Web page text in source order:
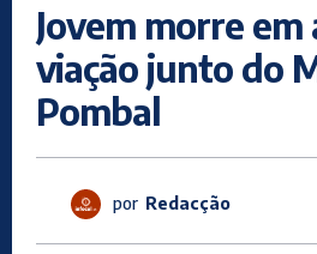
Jovem morre
viação junto do
Pombal
por Redacção